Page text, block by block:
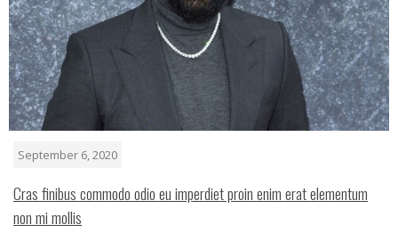
September 6, 2020
Cras finibus commodo odio eu imperdiet proin enim erat elementum
non mi mollis